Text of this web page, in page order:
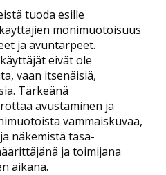
tuoda esille
monimuotoisuus
ja avuntarpeet.
eivät ole
vaan itsenäisiä,
Tärkeänä
avustaminen ja
vammaiskuvaa,
näkemistä tasa-
ja toimijana
aikana.